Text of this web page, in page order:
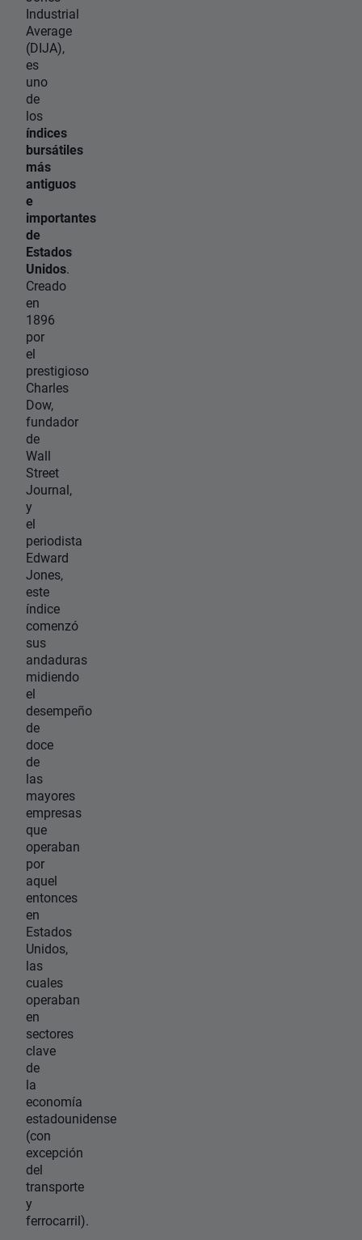
Industrial
Average
(DIJA),
es
uno
de
los
índices
bursátiles
más
antiguos
e
importantes
de
Estados
Unidos.
Creado
en
1896
por
el
prestigioso
Charles
Dow,
fundador
de
Wall
Street
Journal,
y
el
periodista
Edward
Jones,
este
índice
comenzó
sus
andaduras
midiendo
el
desempeño
de
doce
de
las
mayores
empresas
que
operaban
por
aquel
entonces
en
Estados
Unidos,
las
cuales
operaban
en
sectores
clave
de
la
economía
estadounidense
(con
excepción
del
transporte
y
ferrocarril).